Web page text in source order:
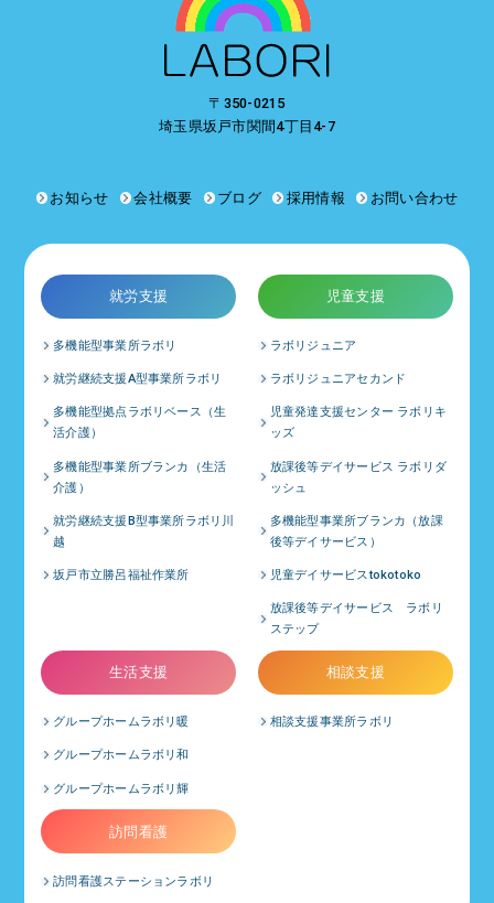
〒350-0215
埼玉県坂戸市関間4丁目4-7
お知らせ 会社概要 ブログ 採用情報 お問い合わせ
就労支援
多機能型事業所ラボリ
就労継続支援A型事業所ラボリ
多機能型拠点ラボリベース（生
活介護）
多機能型事業所ブランカ（生活
介護）
就労継続支援B型事業所ラボリ川
越
坂戸市立勝呂福祉作業所
児童支援
ラボリジュニア
ラボリジュニアセカンド
児童発達支援センター ラボリキ
ッズ
放課後等デイサービス ラボリダ
ッシュ
多機能型事業所ブランカ（放課
後等デイサービス）
児童デイサービスtokotoko
放課後等デイサービス ラボリ
ステップ
生活支援
グループホームラボリ暖
グループホームラボリ和
グループホームラボリ輝
相談支援
相談支援事業所ラボリ
訪問看護
訪問看護ステーションラボリ